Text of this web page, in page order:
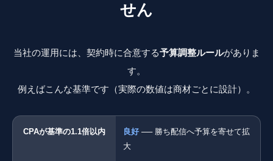
せん
当社の運用には、契約時に合意する予算調整ルールがありま
す。
例えばこんな基準です（実際の数値は商材ごとに設計）。
CPAが基準の1.1倍以内 良好 ── 勝ち配信へ予算を寄せて拡
大